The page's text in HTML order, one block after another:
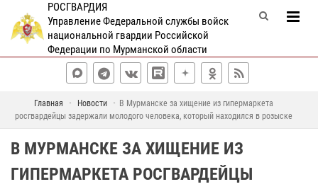
РОСГВАРДИЯ
Управление Федеральной службы войск
национальной гвардии Российской
Федерации по Мурманской области
Главная Новости
В Мурманске за хищение из гипермаркета
росгвардейцы задержали молодого человека, который находился в розыске
В МУРМАНСКЕ ЗА ХИЩЕНИЕ ИЗ
ГИПЕРМАРКЕТА РОСГВАРДЕЙЦЫ